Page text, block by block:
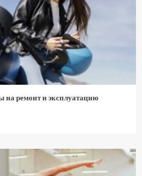
на ремонт и эксплуатацию